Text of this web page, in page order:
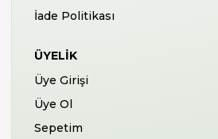
İade Politikası
ÜYELIK
Üye Girişi
Üye Ol
Sepetim